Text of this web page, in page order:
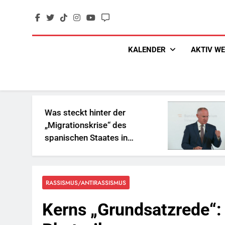
KALENDER AKTIV
steckt hinter der
des
Staates in
und
Reichen
RASSISMUS/ANTIRASSISMUS
Kerns